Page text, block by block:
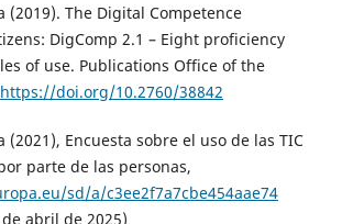
(2019). The Digital Competence
DigComp 2.1 – Eight proficiency
of use. Publications Office of the
https://doi.org/10.2760/38842
(2021), Encuesta sobre el uso de las TIC
parte de las personas,
sd/a/c3ee2f7a7cbe454aae74
abril de 2025)